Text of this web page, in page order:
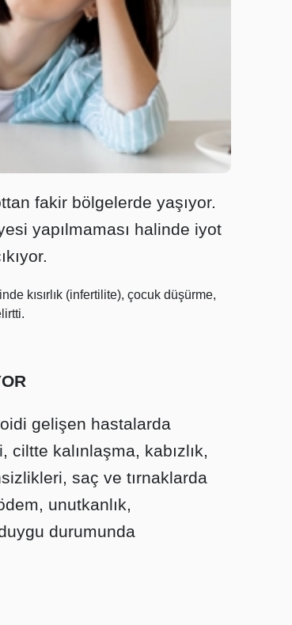
fakir bölgelerde yaşıyor.
yapılmaması halinde iyot
kısırlık (infertilite), çocuk düşürme,
gelişen hastalarda
kalınlaşma, kabızlık,
saç ve tırnaklarda
unutkanlık,
durumunda